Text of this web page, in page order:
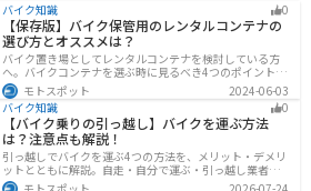
バイク知識 0
【保存版】バイク保管用のレンタルコンテナの
選び方とオススメは？
バイク置き場としてレンタルコンテナを検討している方
へ。バイクコンテナを選ぶ時に見るべき4つのポイントと
オススメのレンタルコンテナ会社を徹底解説。これさえ
読めば自分に最適なレンタルコンテナを見つけることが
できます。
モトスポット
2024-06-03
バイク知識
0
【バイク乗りの引っ越し】バイクを運ぶ方法
は？注意点も解説！
引っ越しでバイクを運ぶ4つの方法を、メリット・デメリ
ットとともに解説。自走・自分で運ぶ・引っ越し業者・
バイク専門業者の選び方や輸送時の注意点、駐輪場所の